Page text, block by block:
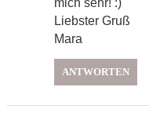
mich sehr! :)
Liebster Gruß
Mara
ANTWORTEN